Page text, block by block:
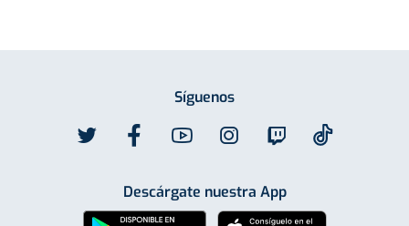
Síguenos
Descárgate nuestra App